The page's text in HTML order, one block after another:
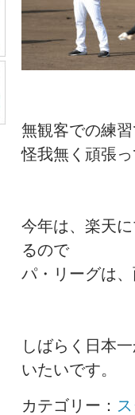
無観客での練
怪我無く頑張
今年は、楽天
るので
パ・リーグは
しばらく日本
いたいです。
カテゴリー：